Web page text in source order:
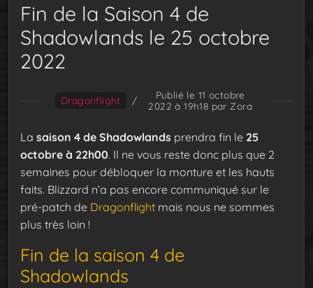
Fin de la Saison 4 de
Shadowlands le 25 octobre
2022
Dragonflight /
Publié le 11 octobre
2022 à 19h18 par Zora
La saison 4 de Shadowlands prendra fin le 25
octobre à 22h00. Il ne vous reste donc plus que 2
semaines pour débloquer la monture et les hauts
faits. Blizzard n’a pas encore communiqué sur le
pré-patch de Dragonflight mais nous ne sommes
plus très loin !
Fin de la saison 4 de
Shadowlands